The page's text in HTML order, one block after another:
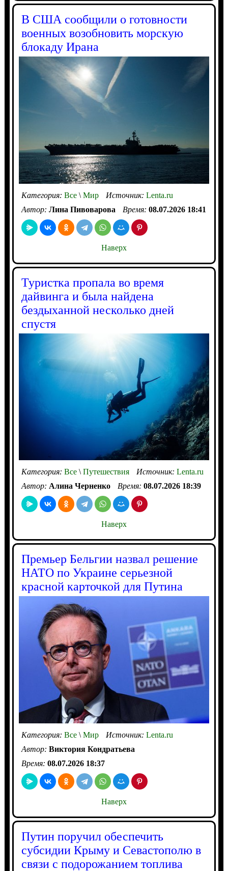
В США сообщили о готовности
военных возобновить морскую
блокаду Ирана
Категория: Все\Мир Источник: Lenta.ru
Автор: Лина Пивоварова Время: 08.07.2026 18:41
Наверх
Туристка пропала во время
дайвинга и была найдена
бездыханной несколько дней
спустя
Категория: Все\Путешествия Источник: Lenta.ru
Автор: Алина Черненко Время: 08.07.2026 18:39
Наверх
Премьер Бельгии назвал решение
НАТО по Украине серьезной
красной карточкой для Путина
Категория: Все\Мир Источник: Lenta.ru
Автор: Виктория Кондратьева
Время: 08.07.2026 18:37
Наверх
Путин поручил обеспечить
субсидии Крыму и Севастополю в
связи с подорожанием топлива